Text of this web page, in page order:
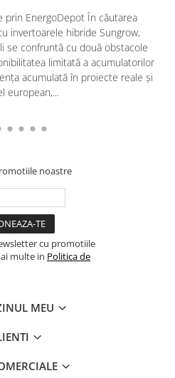
EnergoDepot În căutarea
invertoarele hibride Sungrow,
se confruntă cu două obstacole
limitată a acumulatorilor
acumulată în proiecte reale și
european,...
noastre
cu promotiile
multe in Politica de
MEU